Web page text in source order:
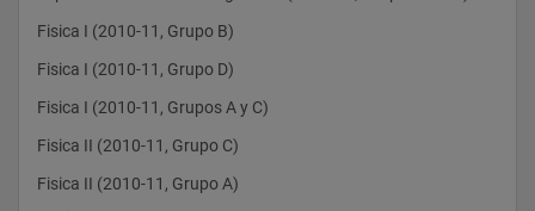
Fisica I (2010-11, Grupo B)
Fisica I (2010-11, Grupo D)
Fisica I (2010-11, Grupos A y C)
Fisica II (2010-11, Grupo C)
Fisica II (2010-11, Grupo A)